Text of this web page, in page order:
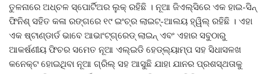
ତୁଳନାରେ ଅଧ୍ଚଳ ସ୍ପୋର୍ଟିଅର ଲୁକ୍ ରହିଛି । ନୂଆ ଜିଏଲ୍‌ସିରେ ଏକ ହାଇ-ସିନ୍
ଫିନିଶ୍ ସହିତ କଳା ରଙ୍ଗରେ ୧୯ ଇଂଚ୍‌ର ଲାଇଟ୍‌-ଆଲୟ ହ୍ୱିଲ୍ ରହିଛି । ଏହା
ଏକ ଷ୍ଟାଣ୍ଡାର୍ଡ ଭାବେ ଆଭାଂଟ୍‌ଗ୍ରେଡ୍ ଲାଇନ୍ ଏବଂ ଏହାର ସବୁଠାରୁ
ଆକର୍ଷଣୀୟ ଫିଚର ସମେତ ନୂଆ ଏଲ୍‌ଇଡି ହେଡ୍‌ଲ୍ୟାମ୍ପ ସହ ସିଧାସଳଖ
କନେକ୍ଟ ହୋଇଥିବା ନୂଆ ଗ୍ରିଲ୍ ସହ ଆସୁଛି ଯାହା ଯାନର ପ୍ରଶସ୍ଥତାକୁ